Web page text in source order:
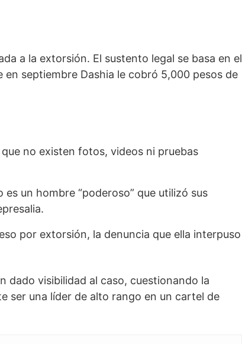
a la extorsión. El sustento legal se basa en el
septiembre Dashia le cobró 5,000 pesos de
no existen fotos, videos ni pruebas
un hombre “poderoso” que utilizó sus
por extorsión, la denuncia que ella interpuso
dado visibilidad al caso, cuestionando la
ser una líder de alto rango en un cartel de